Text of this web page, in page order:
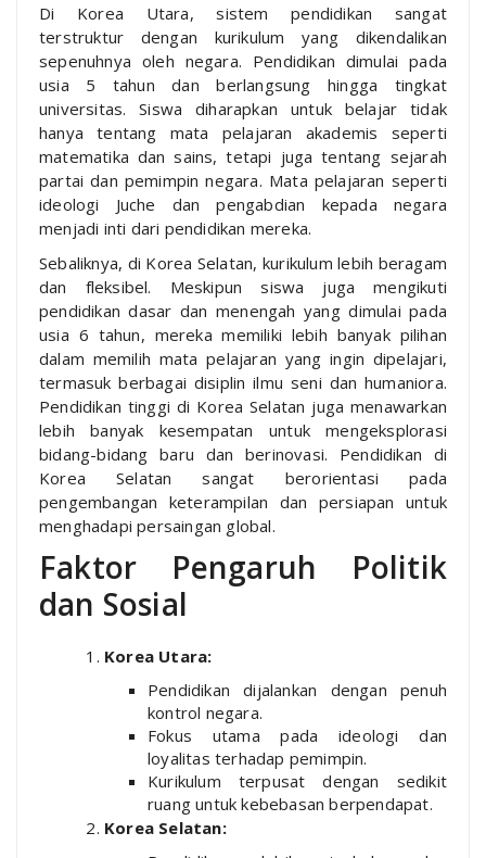
Di Korea Utara, sistem pendidikan sangat
terstruktur dengan kurikulum yang dikendalikan
sepenuhnya oleh negara. Pendidikan dimulai pada
usia 5 tahun dan berlangsung hingga tingkat
universitas. Siswa diharapkan untuk belajar tidak
hanya tentang mata pelajaran akademis seperti
matematika dan sains, tetapi juga tentang sejarah
partai dan pemimpin negara. Mata pelajaran seperti
ideologi Juche dan pengabdian kepada negara
menjadi inti dari pendidikan mereka.
Sebaliknya, di Korea Selatan, kurikulum lebih beragam
dan fleksibel. Meskipun siswa juga mengikuti
pendidikan dasar dan menengah yang dimulai pada
usia 6 tahun, mereka memiliki lebih banyak pilihan
dalam memilih mata pelajaran yang ingin dipelajari,
termasuk berbagai disiplin ilmu seni dan humaniora.
Pendidikan tinggi di Korea Selatan juga menawarkan
lebih banyak kesempatan untuk mengeksplorasi
bidang-bidang baru dan berinovasi. Pendidikan di
Korea Selatan sangat berorientasi pada
pengembangan keterampilan dan persiapan untuk
menghadapi persaingan global.
Faktor Pengaruh Politik
dan Sosial
Korea Utara:
Pendidikan dijalankan dengan penuh
kontrol negara.
Fokus utama pada ideologi dan
loyalitas terhadap pemimpin.
Kurikulum terpusat dengan sedikit
ruang untuk kebebasan berpendapat.
Korea Selatan: